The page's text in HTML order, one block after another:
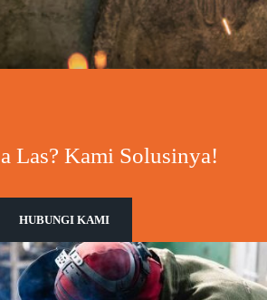
Las? Kami Solusinya!
HUBUNGI KAMI